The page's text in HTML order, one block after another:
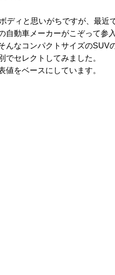
ディと思いがちですが、最
自動車メーカーがこぞって参
んなコンパクトサイズのSUV
でセレクトしてみました。
をベースにしています。